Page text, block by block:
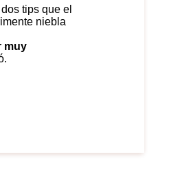
niebla
muy